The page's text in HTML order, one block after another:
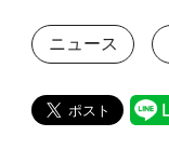
ニュース